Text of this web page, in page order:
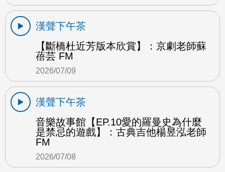
漢聲下午茶
【斷橋杜近芳版本欣賞】：京劇老師蘇
蓓芸 FM
2026/07/09
漢聲下午茶
音樂故事館【EP.10愛的羅曼史為什麼
是禁忌的遊戲】：古典吉他楊昱泓老師
FM
2026/07/08